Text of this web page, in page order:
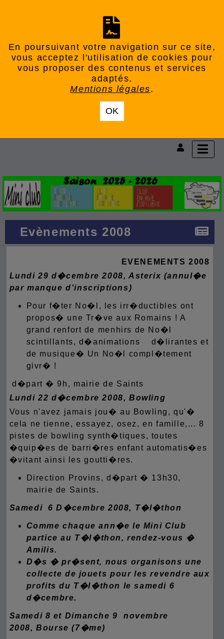
En poursuivant votre navigation sur ce site,
vous acceptez l'utilisation de cookies pour
vous proposer des contenus et services
adaptés.
Mentions légales.
OK
Evènements 2008
EVENEMENTS 2008
Lundi 29 d�cembre 2008, Asterix (annul�e
par manque d'inscriptions)
Pour f�ter No�l, les irr�ductibles ont
propos� une Tr�ve aux Romains ! A
grand renfort de menhirs de No�l
scintillants, d�animations d�lirantes et
de musique� Un No�l compl�tement
givr� !
d�part � 9h, mairie de Saints
Lundi 22 d�cembre 2008, Bowling
Vous n'avez jamais jou� au Bowling, qu'�
cela ne tienne, essayez, osez, en famille,... 8
pistes de bowling synth�tiques, toutes
�quip�es de barri�res enfant automatis�es
�vitant ainsi les goutti�res.
Direction Provins, d�part � 13h30,
mairie de Saints.
Samedi 6 D�cembre 2008, T�l�thon
Comme chaque ann�e le Mini Club
partice au T�l�thon,rendez-vous �
Amilis.
D�s � pr�sent, nous organisons une
collecte de jouets pour les revendre aux
profits du T�l�thon le samedi 6
d�cembre.
Samedi 8 et Dimanche 9 novembre
2008,Bourse (7�me)